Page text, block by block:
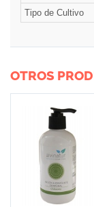
Tipo de Cultivo
OTROS